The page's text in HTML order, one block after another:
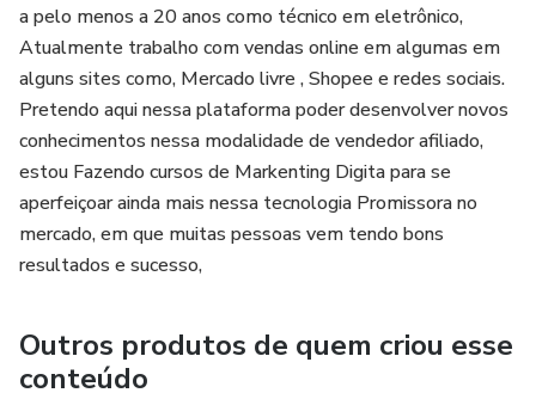
a pelo menos a 20 anos como técnico em eletrônico,
Atualmente trabalho com vendas online em algumas em
alguns sites como, Mercado livre , Shopee e redes sociais.
Pretendo aqui nessa plataforma poder desenvolver novos
conhecimentos nessa modalidade de vendedor afiliado,
estou Fazendo cursos de Markenting Digita para se
aperfeiçoar ainda mais nessa tecnologia Promissora no
mercado, em que muitas pessoas vem tendo bons
resultados e sucesso,
Outros produtos de quem criou esse
conteúdo